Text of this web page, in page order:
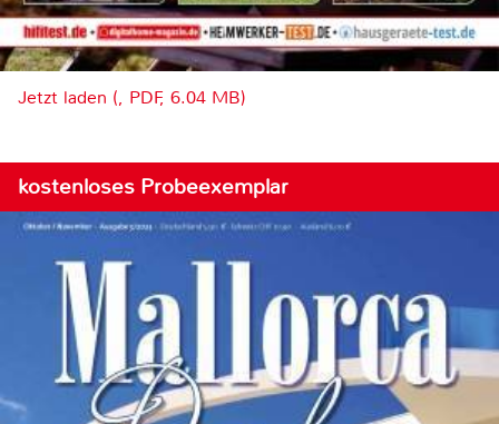
Jetzt laden (, PDF, 6.04 MB)
kostenloses Probeexemplar